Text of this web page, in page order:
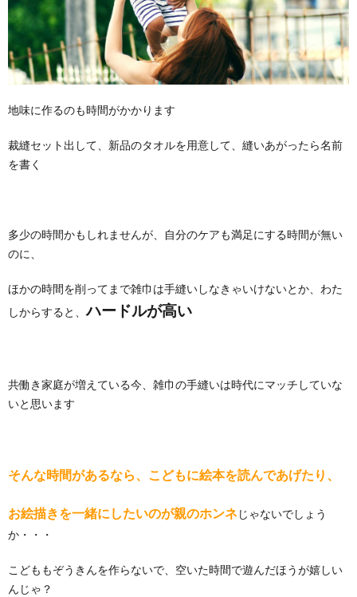
地味に作るのも時間がかかります
裁縫セット出して、新品のタオルを用意して、縫いあがったら名前
を書く
多少の時間かもしれませんが、自分のケアも満足にする時間が無い
のに、
ほかの時間を削ってまで雑巾は手縫いしなきゃいけないとか、わた
しからすると、ハードルが高い
共働き家庭が増えている今、雑巾の手縫いは時代にマッチしていな
いと思います
そんな時間があるなら、こどもに絵本を読んであげたり、
お絵描きを一緒にしたいのが親のホンネじゃないでしょう
か・・・
こどももぞうきんを作らないで、空いた時間で遊んだほうが嬉しい
んじゃ？